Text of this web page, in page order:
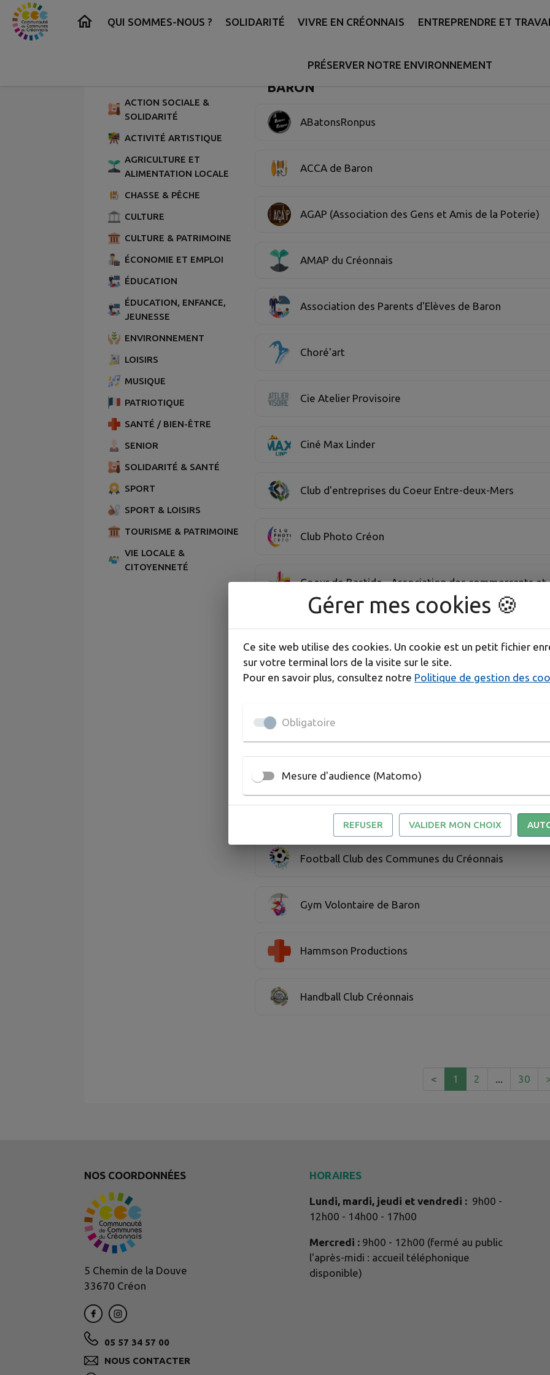
Contenu Menu Recherche Pied de page
QUI SOMMES-NOUS ? SOLIDARITÉ VIVRE EN CRÉONNAIS ENTREPRENDRE ET
PRÉSERVER NOTRE ENVIRONNEMENT
ACTION SOCIALE &
SOLIDARITÉ
ACTIVITÉ ARTISTIQUE
AGRICULTURE ET
ALIMENTATION LOCALE
CHASSE & PÊCHE
CULTURE
CULTURE & PATRIMOINE
ÉCONOMIE ET EMPLOI
ÉDUCATION
ÉDUCATION, ENFANCE,
JEUNESSE
ENVIRONNEMENT
LOISIRS
MUSIQUE
PATRIOTIQUE
SANTÉ / BIEN-ÊTRE
SENIOR
SOLIDARITÉ & SANTÉ
SPORT
SPORT & LOISIRS
TOURISME & PATRIMOINE
VIE LOCALE &
CITOYENNETÉ
Collectivité
Page 1. 20 associations sur 585 affichés sur cette page.
BARON
ABatonsRonpus
ACCA de Baron
AGAP (Association des Gens et Amis de la Poterie)
AMAP du Créonnais
Association des Parents d'Elèves de Baron
Choré'art
Cie Atelier Provisoire
Ciné Max Linder
Club d'entreprises du Coeur Entre-deux-Mers
Club Photo Créon
Coeur de Bastide - Association des commerçants et
Créon Vélo Club
ENTRE-DEUX-EMPLOIS
Entre-deux-Mers Tourisme
Flamenco y olé
Football Club des Communes du Créonnais
Gym Volontaire de Baron
Hammson Productions
Handball Club Créonnais
< 1 2 30
NOS COORDONNÉES
5 Chemin de la Douve
33670 Créon
05 57 34 57 00
NOUS CONTACTER
HORAIRES
Lundi, mardi, jeudi et vendredi : 9h00 -
12h00 - 14h00 - 17h00
Mercredi : 9h00 - 12h00 (fermé au public
l'après-midi : accueil téléphonique
disponible)
Gérer mes cookies 🍪
Ce site web utilise des cookies. Un cookie est un petit fichier
sur votre terminal lors de la visite sur le site.
Pour en savoir plus, consultez notre Politique de gestion des
Obligatoire
Mesure d'audience (Matomo)
REFUSER VALIDER MON CHOIX